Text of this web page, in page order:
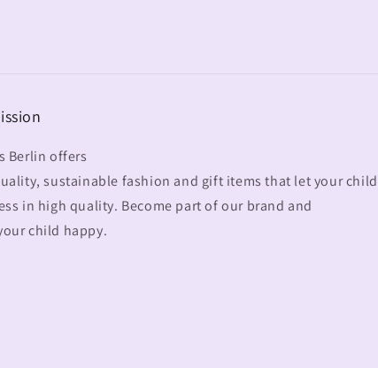
Berlin offers
sustainable fashion and gift items that let your
in high quality. Become part of our brand and
child happy.